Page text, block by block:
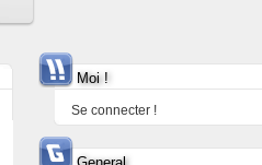
Moi !
Se connecter !